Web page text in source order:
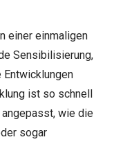
einer einmaligen
Sensibilisierung,
Entwicklungen
ist so schnell
wie die
sogar